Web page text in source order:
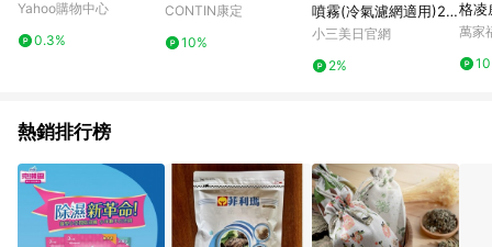
訂單日期+60天以內進行洽詢確認；超過60天(含)以上進行申
訴，恕無法贈點回饋。需檢附蝦皮訂單完成、LINE購物訂單記
錄，如於LINE購物訂單紀錄已呈現：「非本次前往蝦皮商店之品
斷而無法進行 LINE Points 回饋 2.若購買過程中關閉蝦皮APP，
則需重新透過LINE購物前往蝦皮商城，否則無法進行LINE
POINTS 回饋。 3.如用戶先前往蝦皮商城將商品加入購物車，後
續透過LINE購物前往至蝦皮商城將購物車結清，此方案將不列入
LINE Points 回饋 4.自 2018/10/24 起購買蝦皮拍賣商品，不符
合贈點資格 5. 透過LINE購物購買蝦皮站上「蝦皮推廣服務」之商
Yahoo購物中心
0.3%
CONTIN康定
10%
噴霧(冷氣濾網適用)25
0ml
小三美日官網
2%
格凌
劑-
萬家
熱銷排行榜